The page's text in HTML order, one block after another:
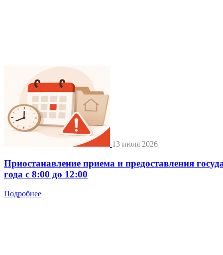
13 июля 2026
Приостанавление приема и предоставления
года с 8:00 до 12:00
Подробнее